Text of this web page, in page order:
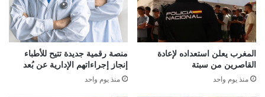
المغرب يعلن استعداده لإعادة
القاصرين من سبتة
منذ يوم واحد
منصة رقمية جديدة تتيح للأطباء
إنجاز إجراءاتهم الإدارية عن بُعد
منذ يوم واحد